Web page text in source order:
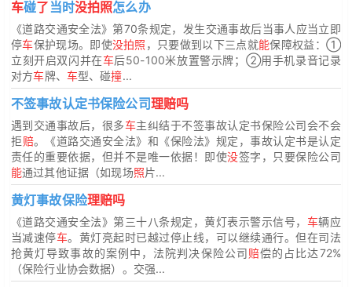
车碰了 当时没拍照怎么办
《道路交通安全法》第70条规定，发生交通事故后当事人应当立即
停车保护现场。即使没拍照 ，只要做到以下三点就能保障权益：①
立刻开启双闪并在车后50-100米放置警示牌；②用手机录音记录
对方车牌、 车型、碰撞...
不签事故认定书保险公司理赔吗
遇到交通事故后，很多车主纠结于不签事故认定书保险公司会不会
拒赔。《道路交通安全法》和《保险法》规定，事故认定书是认定
责任的重要依据，但并不是唯一依据！即使没签字，只要保险公司
能通过其他证据（如现场照片...
黄灯事故保险理赔吗
《道路交通安全法》第三十八条规定，黄灯表示警示信号， 车辆应
当减速停车。黄灯亮起时已越过停止线，可以继续通行。但在司法
抢黄灯导致事故的案例中，法院判决保险公司赔偿的占比达72%
（保险行业协会数据）。交强...